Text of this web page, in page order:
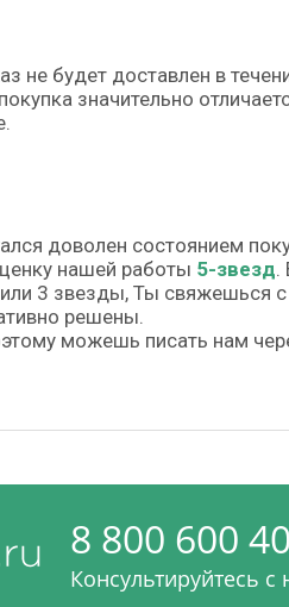
не будет доставлен в
значительно
доволен состоянием
нашей работы 5-звезд.
3 звезды, Ты
решены.
можешь писать нам
8 800 600
Консультируйтесь